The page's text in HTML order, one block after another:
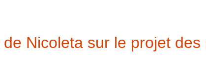
Nicoleta sur le projet